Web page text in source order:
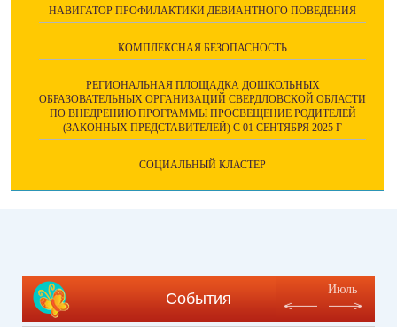
НАВИГАТОР ПРОФИЛАКТИКИ ДЕВИАНТНОГО ПОВЕДЕНИЯ
КОМПЛЕКСНАЯ БЕЗОПАСНОСТЬ
РЕГИОНАЛЬНАЯ ПЛОЩАДКА ДОШКОЛЬНЫХ
ОБРАЗОВАТЕЛЬНЫХ ОРГАНИЗАЦИЙ СВЕРДЛОВСКОЙ ОБЛАСТИ
ПО ВНЕДРЕНИЮ ПРОГРАММЫ ПРОСВЕЩЕНИЕ РОДИТЕЛЕЙ
(ЗАКОННЫХ ПРЕДСТАВИТЕЛЕЙ) С 01 СЕНТЯБРЯ 2025 Г
СОЦИАЛЬНЫЙ КЛАСТЕР
События
Июль